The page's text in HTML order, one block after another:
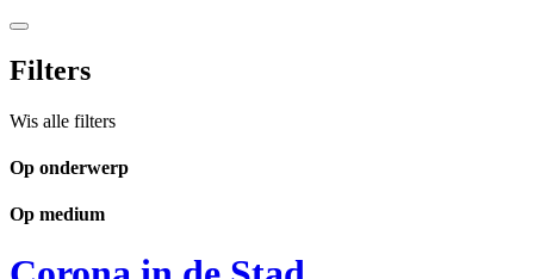
Filters
Wis alle filters
Op onderwerp
Op medium